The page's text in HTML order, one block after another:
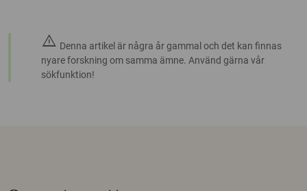
warning Denna artikel är några år gammal och det kan finnas
nyare forskning om samma ämne. Använd gärna vår
sökfunktion!